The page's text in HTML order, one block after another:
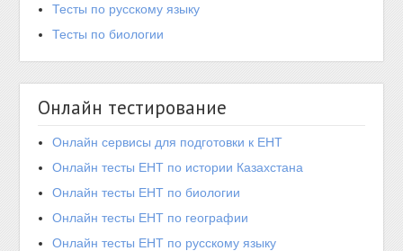
Тесты по русскому языку
Тесты по биологии
Онлайн тестирование
Онлайн сервисы для подготовки к ЕНТ
Онлайн тесты ЕНТ по истории Казахстана
Онлайн тесты ЕНТ по биологии
Онлайн тесты ЕНТ по географии
Онлайн тесты ЕНТ по русскому языку